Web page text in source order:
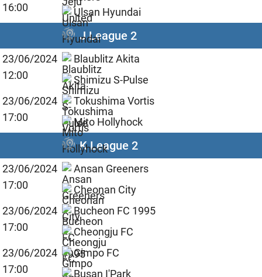
16:00
Ulsan Hyundai
J League 2
23/06/2024
12:00
Blaublitz Akita
Shimizu S-Pulse
23/06/2024
17:00
Tokushima Vortis
Mito Hollyhock
K League 2
23/06/2024
17:00
Ansan Greeners
Cheonan City
23/06/2024
17:00
Bucheon FC 1995
Cheongju FC
23/06/2024
17:00
Gimpo FC
Busan I'Park